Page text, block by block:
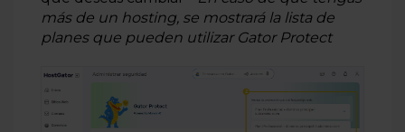
más de un hosting, se mostrará la lista de
planes que pueden utilizar Gator Protect